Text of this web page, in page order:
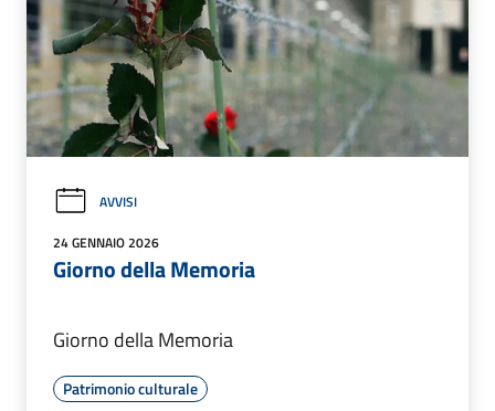
AVVISI
24 GENNAIO 2026
Giorno della Memoria
Giorno della Memoria
Patrimonio culturale